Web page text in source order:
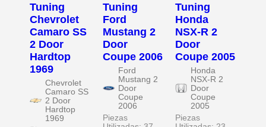
Tuning
Chevrolet
Camaro SS
2 Door
Hardtop
1969
Chevrolet
Camaro SS
2 Door
Hardtop
1969
Tuning
Ford
Mustang 2
Door
Coupe 2006
Ford
Mustang 2
Door
Coupe
2006
Piezas
Tuning
Honda
NSX-R 2
Door
Coupe 2005
Honda
NSX-R 2
Door
Coupe
2005
Piezas